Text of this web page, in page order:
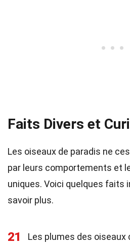
Faits Divers et
Les oiseaux de paradis ne
par leurs comportements et
uniques. Voici quelques faits
savoir plus.
21
Les plumes des oiseaux